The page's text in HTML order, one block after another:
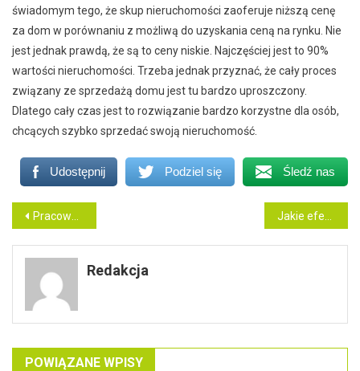
świadomym tego, że skup nieruchomości zaoferuje niższą cenę
za dom w porównaniu z możliwą do uzyskania ceną na rynku. Nie
jest jednak prawdą, że są to ceny niskie. Najczęściej jest to 90%
wartości nieruchomości. Trzeba jednak przyznać, że cały proces
związany ze sprzedażą domu jest tu bardzo uproszczony.
Dlatego cały czas jest to rozwiązanie bardzo korzystne dla osób,
chcących szybko sprzedać swoją nieruchomość.
Udostępnij Podziel się Śledź nas
Nawigacja
wpisu
Pracownia protetyczna Gliwice Jakie efekty pozwalają uzyskać licówki?
Redakcja
POWIĄZANE WPISY